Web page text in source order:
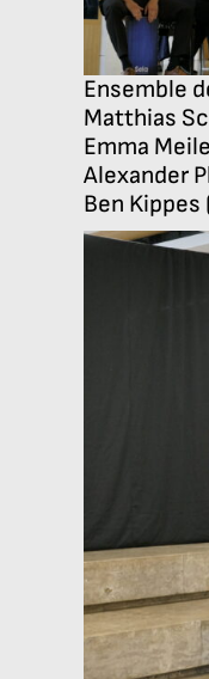
Ensemble
Matthias
Emma
Alexander
Ben Kippes